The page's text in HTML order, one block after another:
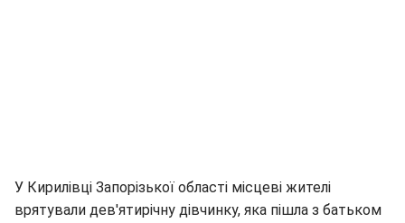
У Кирилівці Запорізької області місцеві жителі
врятували дев'ятирічну дівчинку, яка пішла з батьком